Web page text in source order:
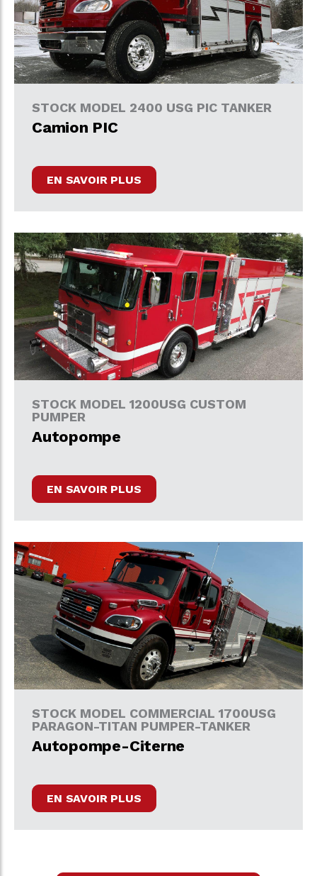
STOCK MODEL 2400 USG PIC TANKER
Camion PIC
EN SAVOIR PLUS
STOCK MODEL 1200USG CUSTOM
PUMPER
Autopompe
EN SAVOIR PLUS
STOCK MODEL COMMERCIAL 1700USG
PARAGON-TITAN PUMPER-TANKER
Autopompe-Citerne
EN SAVOIR PLUS